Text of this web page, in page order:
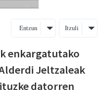
Entzun Itzuli
enkargatutako
Jeltzaleak
datorren